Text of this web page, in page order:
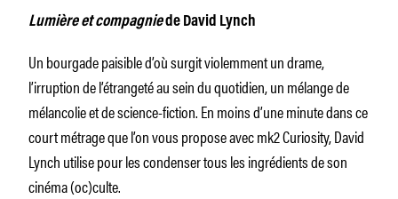
Lumière et compagniede David Lynch
Un bourgade paisible d’où surgit violemment un drame,
l’irruption de l’étrangeté au sein du quotidien, un mélange de
mélancolie et de science-fiction. En moins d’une minute dans ce
court métrage que l’on vous propose avec mk2 Curiosity, David
Lynch utilise pour les condenser tous les ingrédients de son
cinéma (oc)culte.